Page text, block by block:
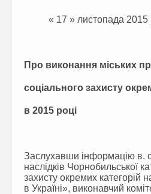
« 17 »
Про виконання міських
соціального захисту
в 2015 році
Заслухавши інформацію в.
наслідків Чорнобильської
захисту окремих
в Україні», виконавчий